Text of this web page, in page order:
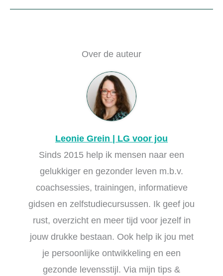
Over de auteur
Leonie Grein | LG voor jou
Sinds 2015 help ik mensen naar een
gelukkiger en gezonder leven m.b.v.
coachsessies, trainingen, informatieve
gidsen en zelfstudiecursussen. Ik geef jou
rust, overzicht en meer tijd voor jezelf in
jouw drukke bestaan. Ook help ik jou met
je persoonlijke ontwikkeling en een
gezonde levensstijl. Via mijn tips &